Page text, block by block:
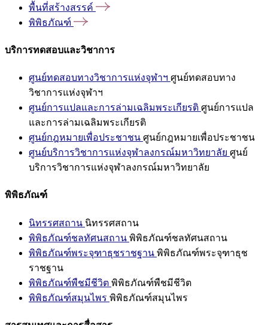
พื้นที่สร้างสรรค์
พิพิธภัณฑ์
บริการทดสอบและวิชาการ
ศูนย์ทดสอบทางวิชาการแห่งจุฬาฯ ศูนย์ทดสอบทาง
วิชาการแห่งจุฬาฯ
ศูนย์การแปลและการล่ามเฉลิมพระเกียรติ ศูนย์การแปล
และการล่ามเฉลิมพระเกียรติ
ศูนย์กฎหมายเพื่อประชาชน ศูนย์กฎหมายเพื่อประชาชน
ศูนย์บริการวิชาการแห่งจุฬาลงกรณ์มหาวิทยาลัย ศูนย์
บริการวิชาการแห่งจุฬาลงกรณ์มหาวิทยาลัย
พิพิธภัณฑ์
นิทรรศสถาน นิทรรศสถาน
พิพิธภัณฑ์ชลทัศนสถาน พิพิธภัณฑ์ชลทัศนสถาน
พิพิธภัณฑ์พระจุฑาธุชราชฐาน พิพิธภัณฑ์พระจุฑาธุช
ราชฐาน
พิพิธภัณฑ์พืชมีชีวิต พิพิธภัณฑ์พืชมีชีวิต
พิพิธภัณฑ์สมุนไพร พิพิธภัณฑ์สมุนไพร